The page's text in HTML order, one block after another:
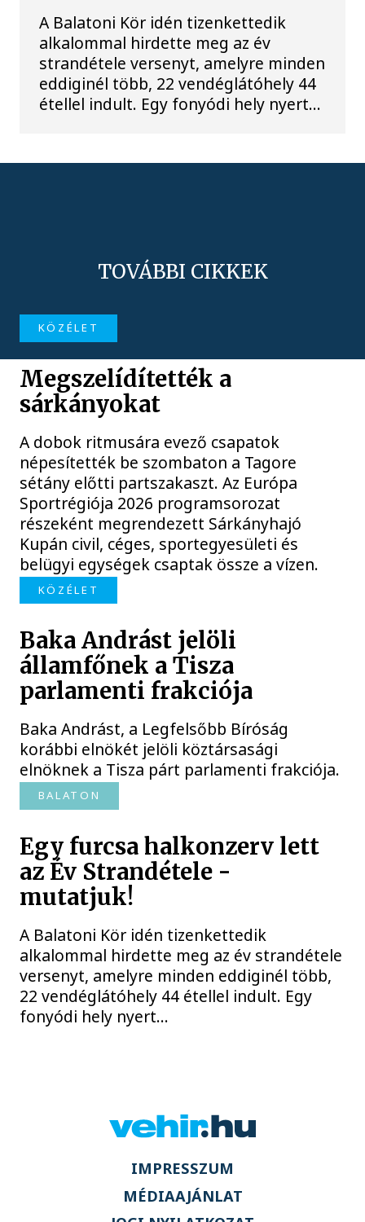
A Balatoni Kör idén tizenkettedik
alkalommal hirdette meg az év
strandétele versenyt, amelyre minden
eddiginél több, 22 vendéglátóhely 44
étellel indult. Egy fonyódi hely nyert...
TOVÁBBI CIKKEK
KÖZÉLET
Megszelídítették a
sárkányokat
A dobok ritmusára evező csapatok
népesítették be szombaton a Tagore
sétány előtti partszakaszt. Az Európa
Sportrégiója 2026 programsorozat
részeként megrendezett Sárkányhajó
Kupán civil, céges, sportegyesületi és
belügyi egységek csaptak össze a vízen.
KÖZÉLET
Baka Andrást jelöli
államfőnek a Tisza
parlamenti frakciója
Baka Andrást, a Legfelsőbb Bíróság
korábbi elnökét jelöli köztársasági
elnöknek a Tisza párt parlamenti frakciója.
BALATON
Egy furcsa halkonzerv lett
az Év Strandétele -
mutatjuk!
A Balatoni Kör idén tizenkettedik
alkalommal hirdette meg az év strandétele
versenyt, amelyre minden eddiginél több,
22 vendéglátóhely 44 étellel indult. Egy
fonyódi hely nyert...
IMPRESSZUM
MÉDIAAJÁNLAT